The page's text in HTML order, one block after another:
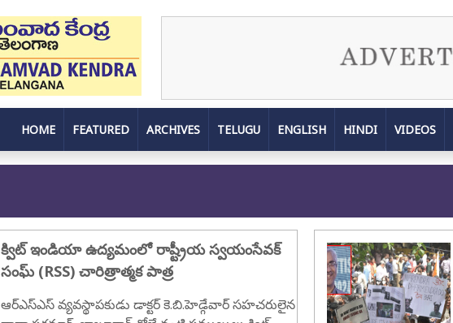
HOME FEATURED ARCHIVES TELUGU ENGLISH HINDI VIDEOS
క్విట్ ఇండియా ఉద్యమంలో రాష్ట్రీయ స్వయంసేవక్
సంఘ్ (RSS) చారిత్రాత్మక పాత్ర
ఆర్ఎస్ఎస్ వ్యవస్థాపకుడు డాక్టర్ కె.బి.హెడ్గేవార్ సహచరులైన